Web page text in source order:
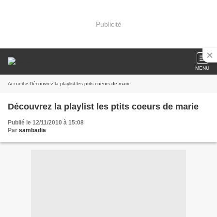
Publicité
MENU
Accueil » Découvrez la playlist les ptits coeurs de marie
Découvrez la playlist les ptits coeurs de marie
Publié le 12/11/2010 à 15:08
Par sambadia